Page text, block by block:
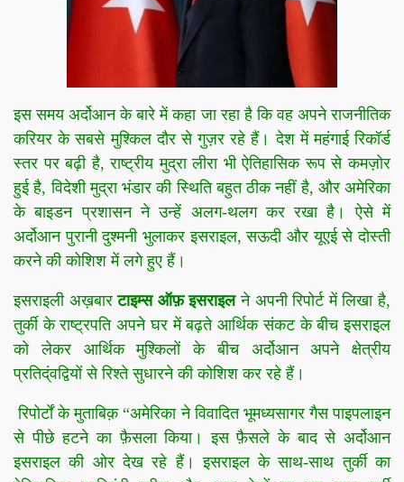
इस समय अर्दोआन के बारे में कहा जा रहा है कि वह अपने राजनीतिक
करियर के सबसे मुश्किल दौर से गुज़र रहे हैं। देश में महंगाई रिकॉर्ड
स्तर पर बढ़ी है, राष्ट्रीय मुद्रा लीरा भी ऐतिहासिक रूप से कमज़ोर
हुई है, विदेशी मुद्रा भंडार की स्थिति बहुत ठीक नहीं है, और अमेरिका
के बाइडन प्रशासन ने उन्हें अलग-थलग कर रखा है। ऐसे में
अर्दोआन पुरानी दुश्मनी भुलाकर इसराइल, सऊदी और यूएई से दोस्ती
करने की कोशिश में लगे हुए हैं।
इसराइली अख़बारटाइम्स ऑफ़ इसराइलने अपनी रिपोर्ट में लिखा है,
तुर्की के राष्ट्रपति अपने घर में बढ़ते आर्थिक संकट के बीच इसराइल
को लेकर आर्थिक मुश्किलों के बीच अर्दोआन अपने क्षेत्रीय
प्रतिद्ंवद्वियों से रिश्ते सुधारने की कोशिश कर रहे हैं।
रिपोर्टों के मुताबिक़ “अमेरिका ने विवादित भूमध्यसागर गैस पाइपलाइन
से पीछे हटने का फ़ैसला किया। इस फ़ैसले के बाद से अर्दोआन
इसराइल की ओर देख रहे हैं। इसराइल के साथ-साथ तुर्की का